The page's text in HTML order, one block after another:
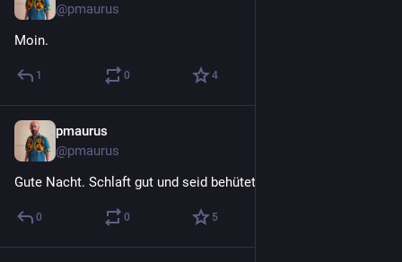
@pmaurus
Moin.
1 0 4
pmaurus
@pmaurus
Gute Nacht. Schlaft gut und seid behütet.
0 0 5